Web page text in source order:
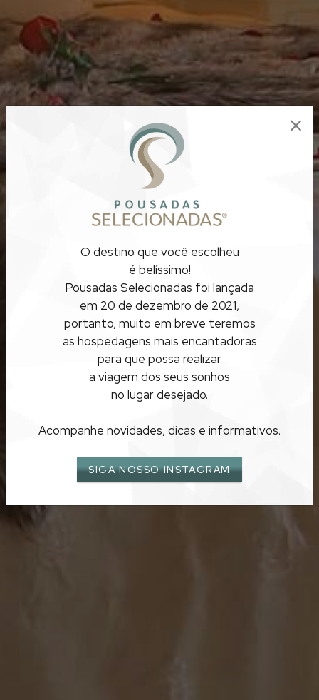
LUA DE MEL
URUBICI
O destino que você escolheu
é belíssimo!
Pousadas Selecionadas foi lançada
em 20 de dezembro de 2021,
portanto, muito em breve teremos
as hospedagens mais encantadoras
para que possa realizar
a viagem dos seus sonhos
no lugar desejado.
Acompanhe novidades, dicas e informativos.
SIGA NOSSO INSTAGRAM